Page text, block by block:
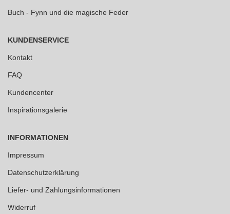
Buch - Fynn und die magische Feder
KUNDENSERVICE
Kontakt
FAQ
Kundencenter
Inspirationsgalerie
INFORMATIONEN
Impressum
Datenschutzerklärung
Liefer- und Zahlungsinformationen
Widerruf